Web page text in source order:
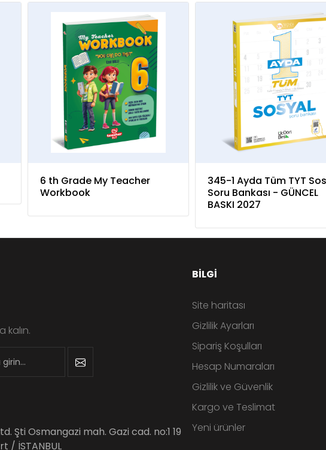
6 th Grade My Teacher
Workbook
345-1 Ayda Tüm TYT
Soru Bankası - GÜNCEL
BASKI 2027
kalın.
Şti Osmangazi mah. Gazi cad. no:1 19
/ İSTANBUL
BILGI
Site haritası
Gizlilik Ayarları
Sipariş Koşulları
Hesap Numaraları
Gizlilik ve Güvenlik
Kargo ve Teslimat
Yeni ürünler